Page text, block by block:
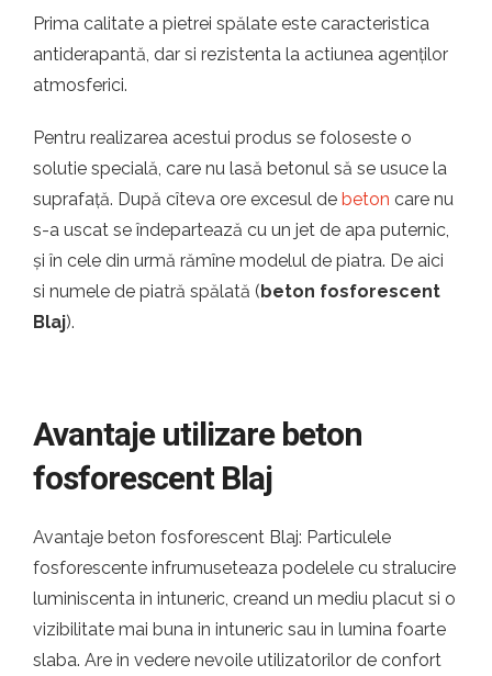
Prima calitate a pietrei spălate este caracteristica
antiderapantă, dar si rezistenta la actiunea agenților
atmosferici.
Pentru realizarea acestui produs se foloseste o
solutie specială, care nu lasă betonul să se usuce la
suprafață. După cîteva ore excesul de beton care nu
s-a uscat se îndepartează cu un jet de apa puternic,
și în cele din urmă rămîne modelul de piatra. De aici
si numele de piatră spălată (beton fosforescent
Blaj).
Avantaje utilizare beton
fosforescent Blaj
Avantaje beton fosforescent Blaj: Particulele
fosforescente infrumuseteaza podelele cu stralucire
luminiscenta in intuneric, creand un mediu placut si o
vizibilitate mai buna in intuneric sau in lumina foarte
slaba. Are in vedere nevoile utilizatorilor de confort